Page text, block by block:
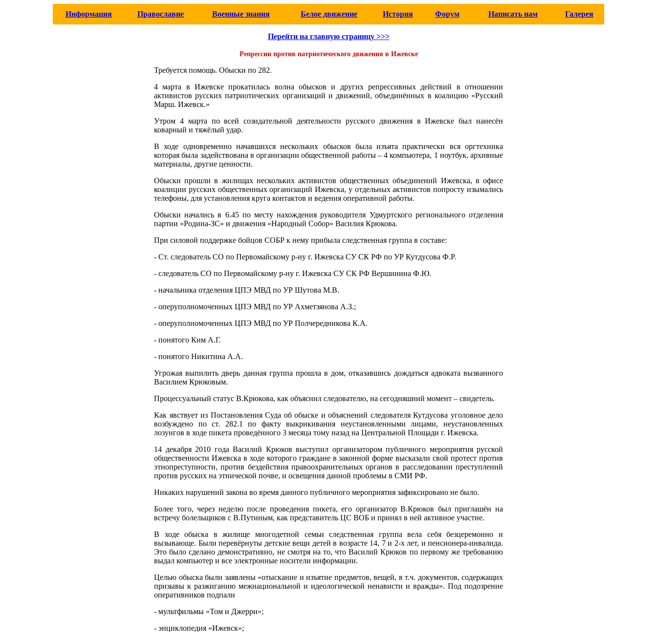
Информация Православие Военные знания Белое движение История Форум Написать нам Галерея
Перейти на главную страницу >>>
Репрессии против патриотического движения в Ижевске
Требуется помощь. Обыски по 282.
4 марта в Ижевске прокатилась волна обысков и других репрессивных действий в отношении
активистов русских патриотических организаций и движений, объединённых в коалицию «Русский
Марш. Ижевск.»
Утром 4 марта по всей созидательной деятельности русского движения в Ижевске был нанесён
коварный и тяжёлый удар.
В ходе одновременно начавшихся нескольких обысков была изъята практически вся оргтехника
которая была задействована в организации общественной работы – 4 компьютера, 1 ноутбук, архивные
материалы, другие ценности.
Обыски прошли в жилищах нескольких активистов общественных объединений Ижевска, в офисе
коалиции русских общественных организаций Ижевска, у отдельных активистов попросту изымались
телефоны, для установления круга контактов и ведения оперативной работы.
Обыски начались в 6.45 по месту нахождения руководителя Удмуртского регионального отделения
партии «Родина-ЗС» и движения «Народный Собор» Василия Крюкова.
При силовой поддержке бойцов СОБР к нему прибыла следственная группа в составе:
- Ст. следователь СО по Первомайскому р-ну г. Ижевска СУ СК РФ по УР Кутдусова Ф.Р.
- следователь СО по Первомайскому р-ну г. Ижевска СУ СК РФ Вершинина Ф.Ю.
- начальника отделения ЦПЭ МВД по УР Шутова М.В.
- оперуполномоченных ЦПЭ МВД по УР Ахметзянова А.З.;
- оперуполномоченных ЦПЭ МВД по УР Полчередникова К.А.
- понятого Ким А.Г.
- понятого Никитина А.А.
Угрожая выпилить дверь данная группа прошла в дом, отказавшись дождаться адвоката вызванного
Василием Крюковым.
Процессуальный статус В.Крюкова, как объяснил следователю, на сегодняшний момент – свидетель.
Как явствует из Постановления Суда об обыске и объяснений следователя Кутдусова уголовное дело
возбуждено по ст. 282.1 по факту выкрикивания неустановленными лицами, неустановленных
лозунгов в ходе пикета проведённого 3 месяца тому назад на Центральной Площади г. Ижевска.
14 декабря 2010 года Василий Крюков выступил организатором публичного мероприятия русской
общественности Ижевска в ходе которого граждане в законной форме высказали свой протест против
этнопреступности, против бездействия правоохранительных органов в расследовании преступлений
против русских на этнической почве, и освещения данной проблемы в СМИ РФ.
Никаких нарушений закона во время данного публичного мероприятия зафиксировано не было.
Более того, через неделю после проведения пикета, его организатор В.Крюков был приглашён на
встречу болельщиков с В.Путиным, как представитель ЦС ВОБ и принял в ней активное участие.
В ходе обыска в жилище многодетной семьи следственная группа вела себя безцеремонно и
вызывающе. Были перевёрнуты детские вещи детей в возрасте 14, 7 и 2-х лет, и пенсионера-инвалида.
Это было сделано демонстративно, не смотря на то, что Василий Крюков по первому же требованию
выдал компьютер и все электронные носители информации.
Целью обыска были заявлены «отыскание и изъятие предметов, вещей, в т.ч. документов, содержащих
призывы к разжиганию межнациональной и идеологической ненависти и вражды». Под подозрение
оперативников подпали
- мультфильмы «Том и Джерри»;
- энциклопедия «Ижевск»;